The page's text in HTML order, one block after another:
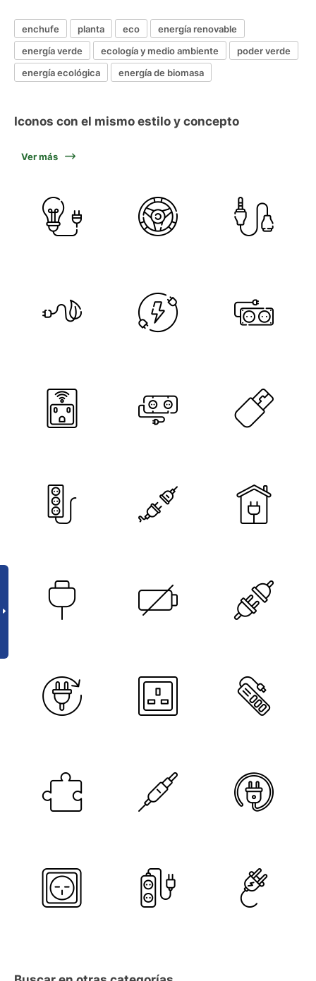
enchufe planta eco
energía renovable
energía verde
ecología y medio ambiente
poder verde
energía ecológica
energía de biomasa
Iconos con el mismo estilo y concepto
Ver más